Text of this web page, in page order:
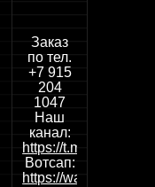
Заказ
по тел.
+7 915
204
1047
Наш
канал:
https://t.me/
Вотсап:
https://wa.me/